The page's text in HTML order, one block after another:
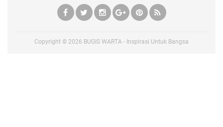
Copyright © 2026 BUGIS WARTA - Inspirasi Untuk Bangsa